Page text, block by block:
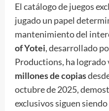
El catálogo de juegos
jugado un papel
mantenimiento del
of Yotei, desarrollado
Productions, ha logrado
millones de copias
octubre de 2025,
exclusivos siguen